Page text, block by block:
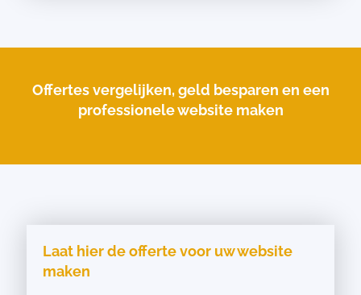
Offertes vergelijken, geld besparen en een
professionele website maken
Laat hier de offerte voor uw website
maken